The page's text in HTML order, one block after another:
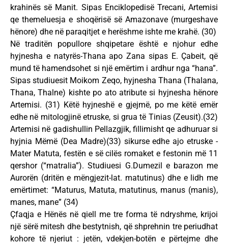
krahinës së Manit. Sipas Enciklopedisë Trecani, Artemisi
qe themeluesja e shoqërisë së Amazonave (murgeshave
hënore) dhe në paraqitjet e herëshme ishte me krahë. (30)
Në traditën popullore shqipetare është e njohur edhe
hyjnesha e natyrës-Thana apo Zana sipas E. Çabeit, që
mund të hamendsohet si një emërtim i ardhur nga “hana”.
Sipas studiuesit Moikom Zeqo, hyjnesha Thana (Thalana,
Thana, Thalne) kishte po ato atribute si hyjnesha hënore
Artemisi. (31) Këtë hyjneshë e gjejmë, po me këtë emër
edhe në mitologjinë etruske, si grua të Tinias (Zeusit).(32)
Artemisi në gadishullin Pellazgjik, fillimisht qe adhuruar si
hyjnia Mëmë (Dea Madre)(33) sikurse edhe ajo etruske -
Mater Matuta, festën e së cilës romaket e festonin më 11
qershor (“matralia”). Studiuesi G.Dumezil e barazon me
Aurorën (dritën e mëngjezit-lat. matutinus) dhe e lidh me
emërtimet: “Maturus, Matuta, matutinus, manus (manis),
manes, mane” (34)
Çfaqja e Hënës në qiell me tre forma të ndryshme, krijoi
një sërë mitesh dhe bestytnish, që shprehnin tre periudhat
kohore të njeriut : jetën, vdekjen-botën e përtejme dhe